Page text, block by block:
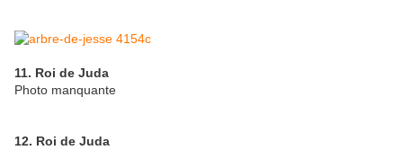
11. Roi de Juda
Photo manquante
12. Roi de Juda